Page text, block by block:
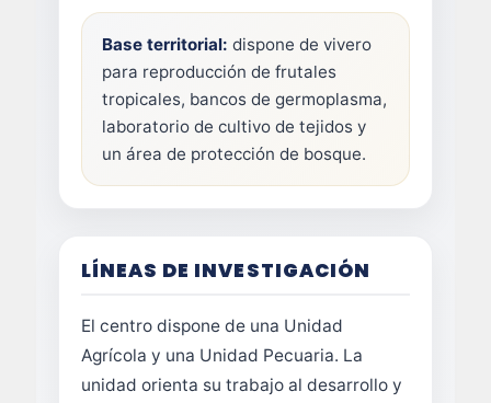
Base territorial: dispone de vivero
para reproducción de frutales
tropicales, bancos de germoplasma,
laboratorio de cultivo de tejidos y
un área de protección de bosque.
LÍNEAS DE INVESTIGACIÓN
El centro dispone de una Unidad
Agrícola y una Unidad Pecuaria. La
unidad orienta su trabajo al desarrollo y